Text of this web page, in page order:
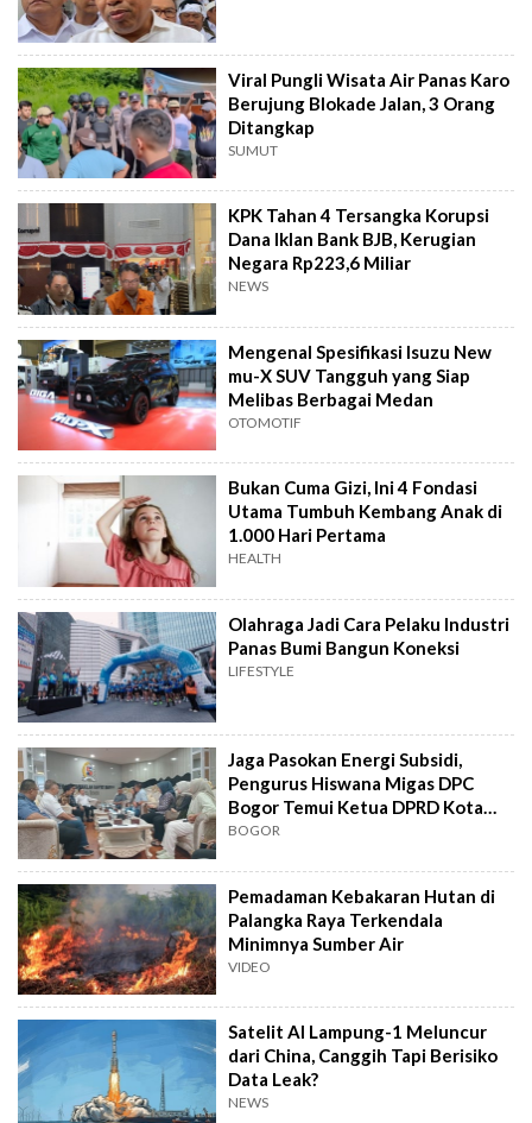
Viral Pungli Wisata Air Panas Karo
Berujung Blokade Jalan, 3 Orang
Ditangkap
SUMUT
KPK Tahan 4 Tersangka Korupsi
Dana Iklan Bank BJB, Kerugian
Negara Rp223,6 Miliar
NEWS
Mengenal Spesifikasi Isuzu New
mu-X SUV Tangguh yang Siap
Melibas Berbagai Medan
OTOMOTIF
Bukan Cuma Gizi, Ini 4 Fondasi
Utama Tumbuh Kembang Anak di
1.000 Hari Pertama
HEALTH
Olahraga Jadi Cara Pelaku Industri
Panas Bumi Bangun Koneksi
LIFESTYLE
Jaga Pasokan Energi Subsidi,
Pengurus Hiswana Migas DPC
Bogor Temui Ketua DPRD Kota
Bogor
BOGOR
Pemadaman Kebakaran Hutan di
Palangka Raya Terkendala
Minimnya Sumber Air
VIDEO
Satelit AI Lampung-1 Meluncur
dari China, Canggih Tapi Berisiko
Data Leak?
NEWS